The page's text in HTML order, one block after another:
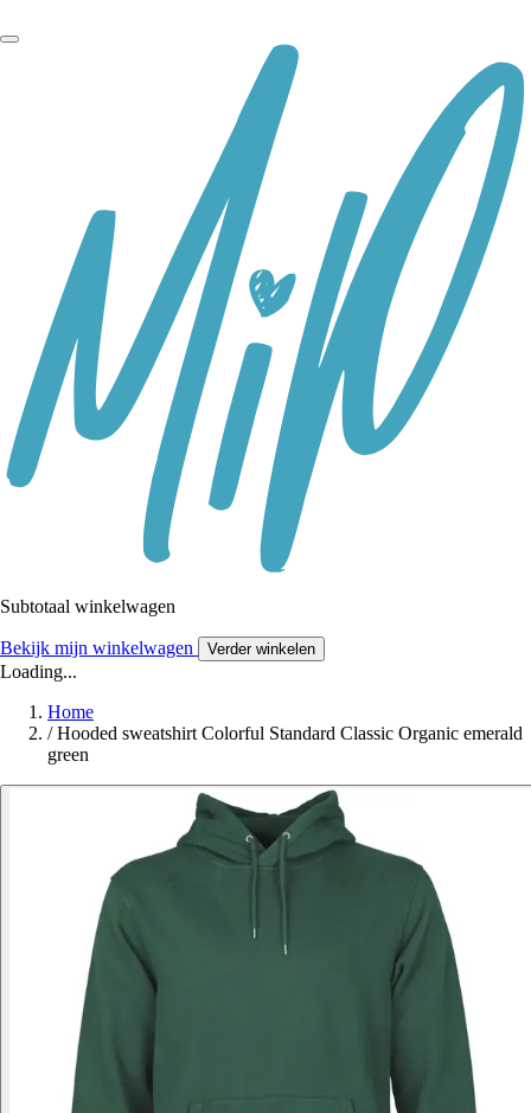
Subtotaal winkelwagen
Bekijk mijn winkelwagen Verder winkelen
Loading...
Home
/ Hooded sweatshirt Colorful Standard Classic Organic emerald
green